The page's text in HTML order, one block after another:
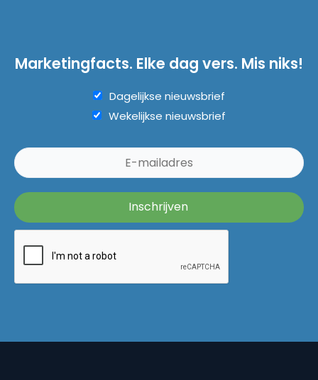
Marketingfacts. Elke dag vers. Mis niks!
Dagelijkse nieuwsbrief
Wekelijkse nieuwsbrief